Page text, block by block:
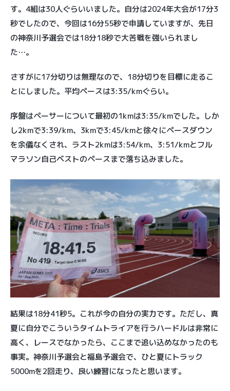
す。4組は30人ぐらいいました。自分は2024年大会が17分3
秒でしたので、今回は16分55秒で申請していますが、先日
の神奈川予選会では18分18秒で大苦戦を強いられまし
た…。
さすがに17分切りは無理なので、18分切りを目標に走るこ
とにしました。平均ペースは3:35/kmぐらい。
序盤はペーサーについて最初の1kmは3:35/kmでした。しか
し2kmで3:39/km、3kmで3:45/kmと徐々にペースダウン
を余儀なくされ、ラスト2kmは3:54/km、3:51/kmとフル
マラソン自己ベストのペースまで落ち込みました。
結果は18分41秒5。これが今の自分の実力です。ただし、真
夏に自分でこういうタイムトライアを行うハードルは非常に
高く、レースでなかったら、ここまで追い込めなかったのも
事実。神奈川予選会と福島予選会で、ひと夏にトラック
5000mを2回走り、良い練習になったと思います。